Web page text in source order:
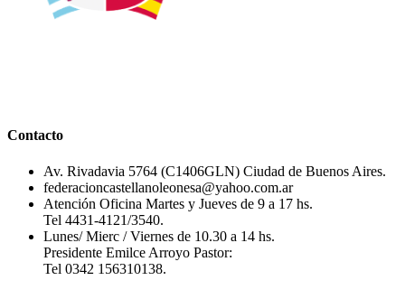
Contacto
Av. Rivadavia 5764 (C1406GLN) Ciudad de Buenos Aires.
federacioncastellanoleonesa@yahoo.com.ar
Atención Oficina Martes y Jueves de 9 a 17 hs.
Tel 4431-4121/3540.
Lunes/ Mierc / Viernes de 10.30 a 14 hs.
Presidente Emilce Arroyo Pastor:
Tel 0342 156310138.